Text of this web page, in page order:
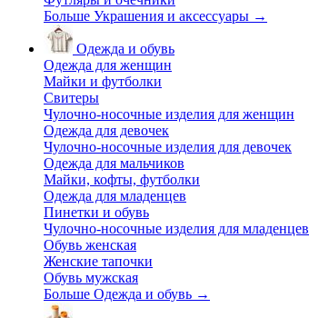
Больше Украшения и аксессуары →
Одежда и обувь
Одежда для женщин
Майки и футболки
Свитеры
Чулочно-носочные изделия для женщин
Одежда для девочек
Чулочно-носочные изделия для девочек
Одежда для мальчиков
Майки, кофты, футболки
Одежда для младенцев
Пинетки и обувь
Чулочно-носочные изделия для младенцев
Обувь женская
Женские тапочки
Обувь мужская
Больше Одежда и обувь →